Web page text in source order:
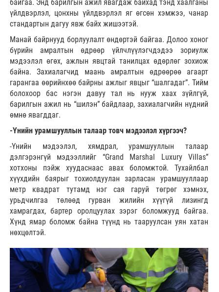
байгаа. Энд барилгын ажил явагдаж байхад тэнд хаалганы
үйлдвэрлэл, цонхны үйлдвэрлэл яг өгсөн хэмжээ, чанар
стандартын дагуу явж байх жишээтэй.
Манай байрнууд борлуулалт өндөртэй байгаа. Долоо хоног
бүрийн амралтын өдрөөр үйлчлүүлэгчдэдээ зориулж
мэдээлэл өгөх, ажлын явцтай танилцах өдөрлөг зохиож
байна. Захиалагчид маань амралтын өдрөөрөө агаарт
гарангаа өөрийнхөө байрны ажлыг явцыг “шалгадаг”. Тийм
болохоор бас нэгэн давуу тал нь нууж хаах зүйлгүй,
барилгын ажил нь “шилэн” байдлаар, захиалагчийн нүдний
өмнө явагддаг.
-Үнийн урамшууллын талаар товч мэдээлэл хүргээч?
-Үнийн мэдээлэл, хямдрал, урамшууллын талаар
дэлгэрэнгүй мэдээллийг “Grand Marshal Luxury Villas”
хотхоны пэйж хуудаснаас авах боломжтой. Тухайлбал
хүүхдийн баярыг тохиолдуулан зарласан урамшууллаар
метр квадрат тутамд нэг сая гаруй төгрөг хэмнэх,
урьдчилгаа төлөөд гурван жилийн хүүгүй лизингд
хамрагдах, бартер оролцуулах зэрэг боломжууд байгаа.
Хүнд ямар боломж байна түүнд нь тааруулсан уян хатан
нөхцөлтэй.